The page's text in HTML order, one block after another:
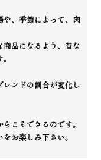
や、季節によって、肉
品になるよう、昔な
ンドの割合が変化し
こそできるのです。
お楽しみ下さい。